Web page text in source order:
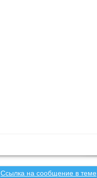
Ссылка на сообщение в теме